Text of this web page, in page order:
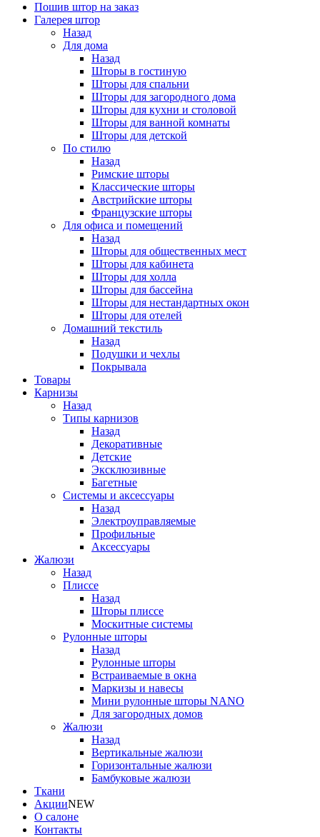
Пошив штор на заказ
Галерея штор
Назад
Для дома
Назад
Шторы в гостиную
Шторы для спальни
Шторы для загородного дома
Шторы для кухни и столовой
Шторы для ванной комнаты
Шторы для детской
По стилю
Назад
Римские шторы
Классические шторы
Австрийские шторы
Французские шторы
Для офиса и помещений
Назад
Шторы для общественных мест
Шторы для кабинета
Шторы для холла
Шторы для бассейна
Шторы для нестандартных окон
Шторы для отелей
Домашний текстиль
Назад
Подушки и чехлы
Покрывала
Товары
Карнизы
Назад
Типы карнизов
Назад
Декоративные
Детские
Эксклюзивные
Багетные
Системы и аксессуары
Назад
Электроуправляемые
Профильные
Аксессуары
Жалюзи
Назад
Плиссе
Назад
Шторы плиссе
Москитные системы
Рулонные шторы
Назад
Рулонные шторы
Встраиваемые в окна
Маркизы и навесы
Мини рулонные шторы NANO
Для загородных домов
Жалюзи
Назад
Вертикальные жалюзи
Горизонтальные жалюзи
Бамбуковые жалюзи
Ткани
АкцииNEW
О салоне
Контакты